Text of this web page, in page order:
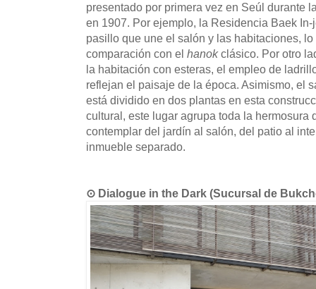
presentado por primera vez en Seúl durante
en 1907. Por ejemplo, la Residencia Baek
pasillo que une el salón y las habitaciones,
comparación con el hanokclásico. Por otro
la habitación con esteras, el empleo de
reflejan el paisaje de la época. Asimismo, el
está dividido en dos plantas en esta
cultural, este lugar agrupa toda la hermosura
contemplar del jardín al salón, del patio al
inmueble separado.
⊙ Dialogue in the Dark (Sucursal de